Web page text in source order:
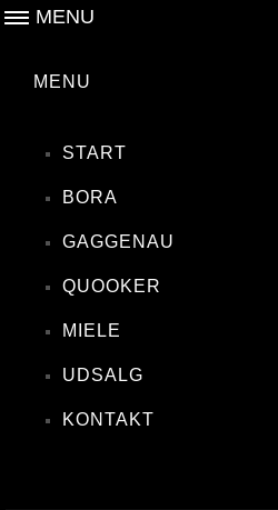
MENU
MENU
START
BORA
GAGGENAU
QUOOKER
MIELE
UDSALG
KONTAKT